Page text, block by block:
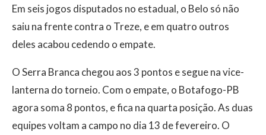
Em seis jogos disputados no estadual, o Belo só não
saiu na frente contra o Treze, e em quatro outros
deles acabou cedendo o empate.
O Serra Branca chegou aos 3 pontos e segue na vice-
lanterna do torneio. Com o empate, o Botafogo-PB
agora soma 8 pontos, e fica na quarta posição. As duas
equipes voltam a campo no dia 13 de fevereiro. O